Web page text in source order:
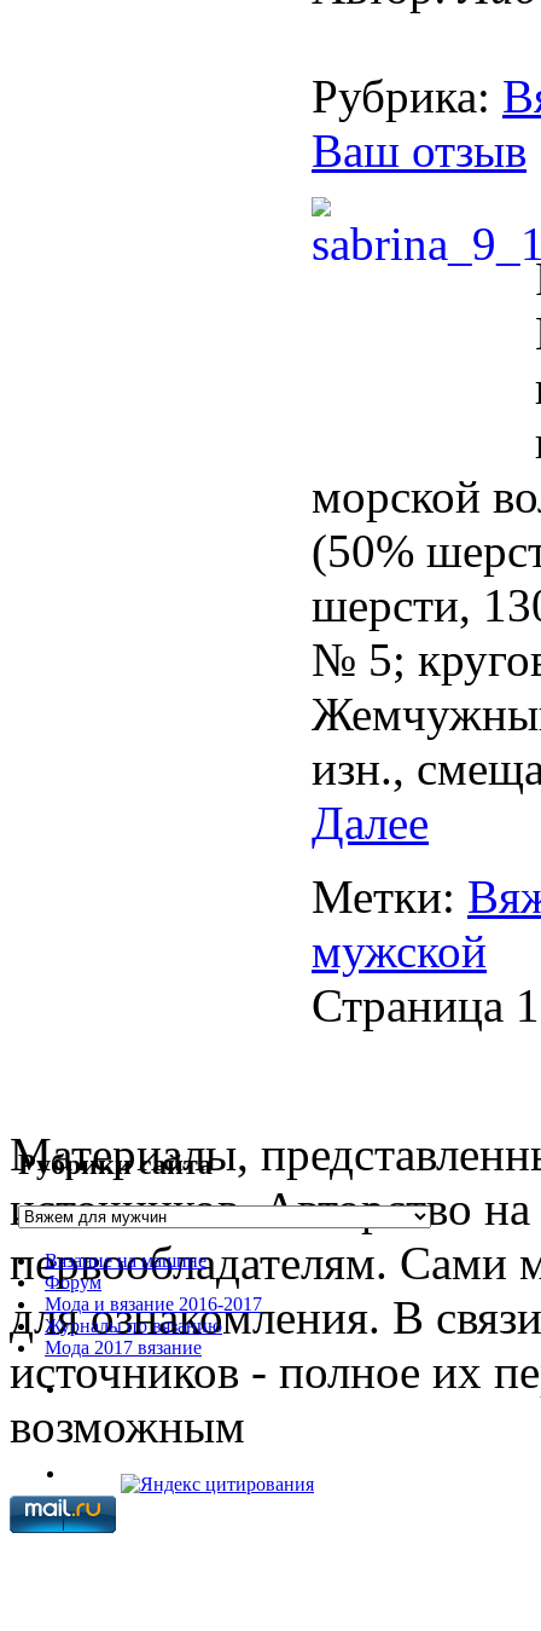
Рубрика:
Ваш отзыв
морской
(50%
шерсти,
№ 5;
изн.,
Далее
Метки:
мужской
Страница
Рубрики сайта
Вязание на машине
Форум
Мода и вязание 2016-2017
Журналы по вязанию
Мода 2017 вязание
Материалы,
источников. Авторство
первообладателям. Сами
для ознакомления. В
источников - полное их
возможным